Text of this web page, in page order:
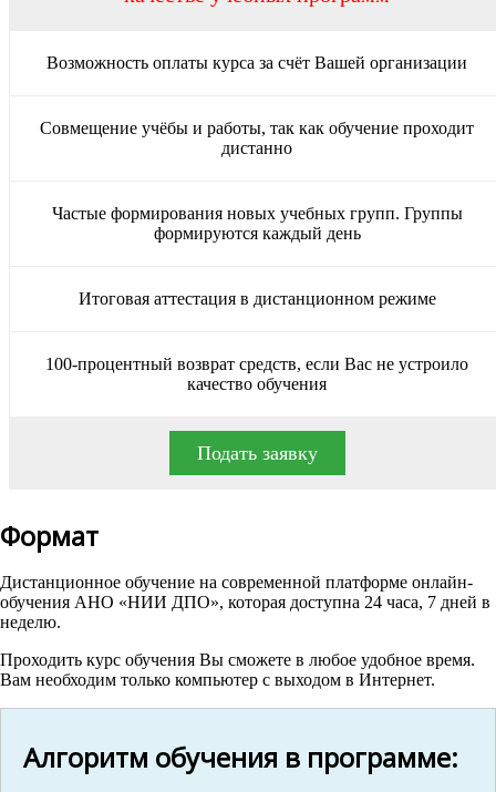
Возможность оплаты курса за счёт Вашей организации
Совмещение учёбы и работы, так как обучение проходит
дистанно
Частые формирования новых учебных групп. Группы
формируются каждый день
Итоговая аттестация в дистанционном режиме
100-процентный возврат средств, если Вас не устроило
качество обучения
Подать заявку
Формат
Дистанционное обучение на современной платформе онлайн-
обучения АНО «НИИ ДПО», которая доступна 24 часа, 7 дней в
неделю.
Проходить курс обучения Вы сможете в любое удобное время.
Вам необходим только компьютер с выходом в Интернет.
Алгоритм обучения в программе: